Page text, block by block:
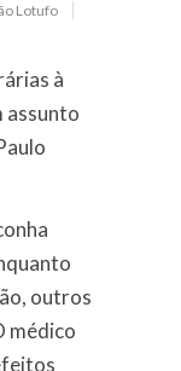
Lotufo
à
assunto
outros
médico